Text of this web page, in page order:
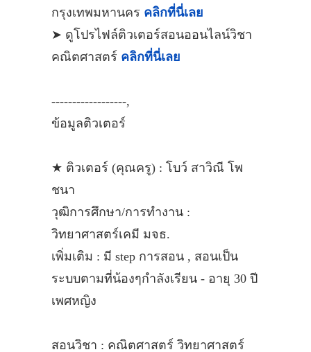
กรุงเทพมหานคร คลิกที่นี่เลย
➤ ดูโปรไฟล์ติวเตอร์สอนออนไลน์วิชา
คณิตศาสตร์ คลิกที่นี่เลย
------------------,
ข้อมูลติวเตอร์
★ ติวเตอร์ (คุณครู) : โบว์ สาวิณี โพ
ชนา
วุฒิการศึกษา/การทำงาน :
วิทยาศาสตร์เคมี มจธ.
เพิ่มเติม : มี step การสอน , สอนเป็น
ระบบตามที่น้องๆกำลังเรียน - อายุ 30 ปี
เพศหญิง
สอนวิชา : คณิตศาสตร์ วิทยาศาสตร์